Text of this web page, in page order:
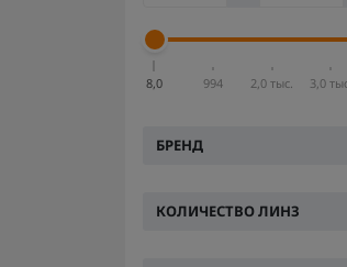
8,0 994 2,0 тыс. 3,0
БРЕНД
КОЛИЧЕСТВО ЛИНЗ